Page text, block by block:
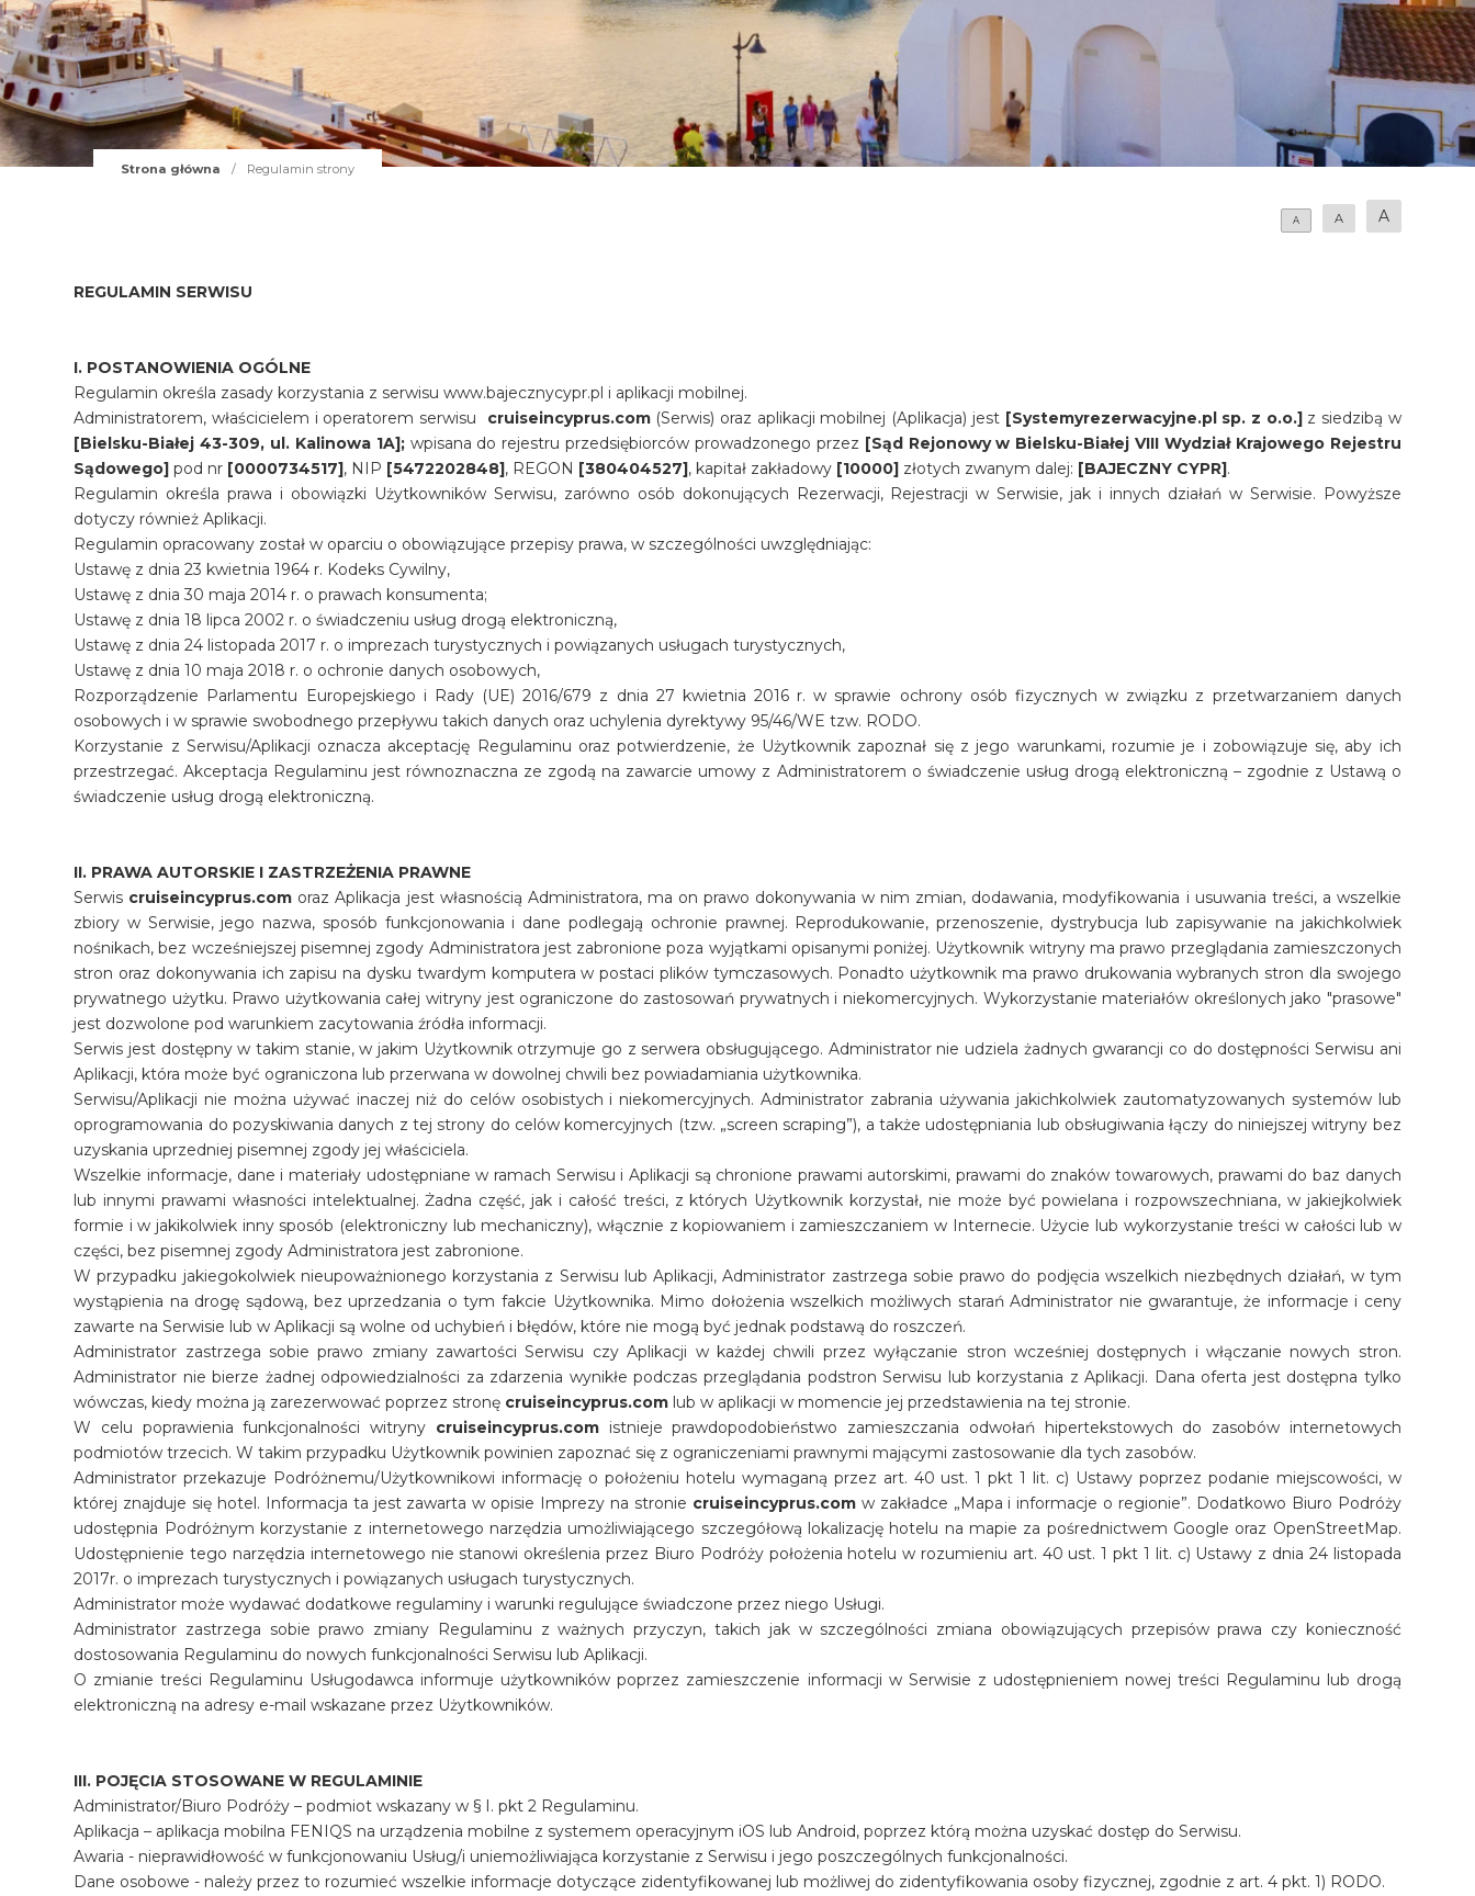
Strona główna / Regulamin strony
A A A
REGULAMIN SERWISU
I. POSTANOWIENIA OGÓLNE
Regulamin określa zasady korzystania z serwisu www.bajecznycypr.pl i aplikacji mobilnej.
Administratorem, właścicielem i operatorem serwisu cruiseincyprus.com(Serwis) oraz aplikacji mobilnej (Aplikacja) jest [Systemyrezerwacyjne.pl sp. z o.o.] z siedzibą w
[Bielsku-Białej 43-309, ul. Kalinowa 1A];wpisana do rejestru przedsiębiorców prowadzonego przez [Sąd Rejonowy w Bielsku-Białej VIII Wydział Krajowego Rejestru
Sądowego] pod nr [0000734517], NIP [5472202848], REGON [380404527], kapitał zakładowy [10000] złotych zwanym dalej: [BAJECZNY CYPR].
Regulamin określa prawa i obowiązki Użytkowników Serwisu, zarówno osób dokonujących Rezerwacji, Rejestracji w Serwisie, jak i innych działań w Serwisie. Powyższe
dotyczy również Aplikacji.
Regulamin opracowany został w oparciu o obowiązujące przepisy prawa, w szczególności uwzględniając:
Ustawę z dnia 23 kwietnia 1964 r. Kodeks Cywilny,
Ustawę z dnia 30 maja 2014 r. o prawach konsumenta;
Ustawę z dnia 18 lipca 2002 r. o świadczeniu usług drogą elektroniczną,
Ustawę z dnia 24 listopada 2017 r. o imprezach turystycznych i powiązanych usługach turystycznych,
Ustawę z dnia 10 maja 2018 r. o ochronie danych osobowych,
Rozporządzenie Parlamentu Europejskiego i Rady (UE) 2016/679 z dnia 27 kwietnia 2016 r. w sprawie ochrony osób fizycznych w związku z przetwarzaniem danych
osobowych i w sprawie swobodnego przepływu takich danych oraz uchylenia dyrektywy 95/46/WE tzw. RODO.
Korzystanie z Serwisu/Aplikacji oznacza akceptację Regulaminu oraz potwierdzenie, że Użytkownik zapoznał się z jego warunkami, rozumie je i zobowiązuje się, aby ich
przestrzegać. Akceptacja Regulaminu jest równoznaczna ze zgodą na zawarcie umowy z Administratorem o świadczenie usług drogą elektroniczną – zgodnie z Ustawą o
świadczenie usług drogą elektroniczną.
II. PRAWA AUTORSKIE I ZASTRZEŻENIA PRAWNE
Serwis cruiseincyprus.com oraz Aplikacja jest własnością Administratora, ma on prawo dokonywania w nim zmian, dodawania, modyfikowania i usuwania treści, a wszelkie
zbiory w Serwisie, jego nazwa, sposób funkcjonowania i dane podlegają ochronie prawnej. Reprodukowanie, przenoszenie, dystrybucja lub zapisywanie na jakichkolwiek
nośnikach, bez wcześniejszej pisemnej zgody Administratora jest zabronione poza wyjątkami opisanymi poniżej. Użytkownik witryny ma prawo przeglądania zamieszczonych
stron oraz dokonywania ich zapisu na dysku twardym komputera w postaci plików tymczasowych. Ponadto użytkownik ma prawo drukowania wybranych stron dla swojego
prywatnego użytku. Prawo użytkowania całej witryny jest ograniczone do zastosowań prywatnych i niekomercyjnych. Wykorzystanie materiałów określonych jako "prasowe"
jest dozwolone pod warunkiem zacytowania źródła informacji.
Serwis jest dostępny w takim stanie, w jakim Użytkownik otrzymuje go z serwera obsługującego. Administrator nie udziela żadnych gwarancji co do dostępności Serwisu ani
Aplikacji, która może być ograniczona lub przerwana w dowolnej chwili bez powiadamiania użytkownika.
Serwisu/Aplikacji nie można używać inaczej niż do celów osobistych i niekomercyjnych. Administrator zabrania używania jakichkolwiek zautomatyzowanych systemów lub
oprogramowania do pozyskiwania danych z tej strony do celów komercyjnych (tzw. „screen scraping”), a także udostępniania lub obsługiwania łączy do niniejszej witryny bez
uzyskania uprzedniej pisemnej zgody jej właściciela.
Wszelkie informacje, dane i materiały udostępniane w ramach Serwisu i Aplikacji są chronione prawami autorskimi, prawami do znaków towarowych, prawami do baz danych
lub innymi prawami własności intelektualnej. Żadna część, jak i całość treści, z których Użytkownik korzystał, nie może być powielana i rozpowszechniana, w jakiejkolwiek
formie i w jakikolwiek inny sposób (elektroniczny lub mechaniczny), włącznie z kopiowaniem i zamieszczaniem w Internecie. Użycie lub wykorzystanie treści w całości lub w
części, bez pisemnej zgody Administratora jest zabronione.
W przypadku jakiegokolwiek nieupoważnionego korzystania z Serwisu lub Aplikacji, Administrator zastrzega sobie prawo do podjęcia wszelkich niezbędnych działań, w tym
wystąpienia na drogę sądową, bez uprzedzania o tym fakcie Użytkownika. Mimo dołożenia wszelkich możliwych starań Administrator nie gwarantuje, że informacje i ceny
zawarte na Serwisie lub w Aplikacji są wolne od uchybień i błędów, które nie mogą być jednak podstawą do roszczeń.
Administrator zastrzega sobie prawo zmiany zawartości Serwisu czy Aplikacji w każdej chwili przez wyłączanie stron wcześniej dostępnych i włączanie nowych stron.
Administrator nie bierze żadnej odpowiedzialności za zdarzenia wynikłe podczas przeglądania podstron Serwisu lub korzystania z Aplikacji. Dana oferta jest dostępna tylko
wówczas, kiedy można ją zarezerwować poprzez stronę cruiseincyprus.com lub w aplikacji w momencie jej przedstawienia na tej stronie.
W celu poprawienia funkcjonalności witryny cruiseincyprus.comistnieje prawdopodobieństwo zamieszczania odwołań hipertekstowych do zasobów internetowych
podmiotów trzecich. W takim przypadku Użytkownik powinien zapoznać się z ograniczeniami prawnymi mającymi zastosowanie dla tych zasobów.
Administrator przekazuje Podróżnemu/Użytkownikowi informację o położeniu hotelu wymaganą przez art. 40 ust. 1 pkt 1 lit. c) Ustawy poprzez podanie miejscowości, w
której znajduje się hotel. Informacja ta jest zawarta w opisie Imprezy na stronie cruiseincyprus.comw zakładce „Mapa i informacje o regionie”. Dodatkowo Biuro Podróży
udostępnia Podróżnym korzystanie z internetowego narzędzia umożliwiającego szczegółową lokalizację hotelu na mapie za pośrednictwem Google oraz OpenStreetMap.
Udostępnienie tego narzędzia internetowego nie stanowi określenia przez Biuro Podróży położenia hotelu w rozumieniu art. 40 ust. 1 pkt 1 lit. c) Ustawy z dnia 24 listopada
2017r. o imprezach turystycznych i powiązanych usługach turystycznych.
Administrator może wydawać dodatkowe regulaminy i warunki regulujące świadczone przez niego Usługi.
Administrator zastrzega sobie prawo zmiany Regulaminu z ważnych przyczyn, takich jak w szczególności zmiana obowiązujących przepisów prawa czy konieczność
dostosowania Regulaminu do nowych funkcjonalności Serwisu lub Aplikacji.
O zmianie treści Regulaminu Usługodawca informuje użytkowników poprzez zamieszczenie informacji w Serwisie z udostępnieniem nowej treści Regulaminu lub drogą
elektroniczną na adresy e-mail wskazane przez Użytkowników.
III. POJĘCIA STOSOWANE W REGULAMINIE
Administrator/Biuro Podróży – podmiot wskazany w § I. pkt 2 Regulaminu.
Aplikacja – aplikacja mobilna FENIQS na urządzenia mobilne z systemem operacyjnym iOS lub Android, poprzez którą można uzyskać dostęp do Serwisu.
Awaria - nieprawidłowość w funkcjonowaniu Usług/i uniemożliwiająca korzystanie z Serwisu i jego poszczególnych funkcjonalności.
Dane osobowe - należy przez to rozumieć wszelkie informacje dotyczące zidentyfikowanej lub możliwej do zidentyfikowania osoby fizycznej, zgodnie z art. 4 pkt. 1) RODO.